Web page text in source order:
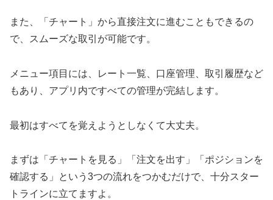
また、「チャート」から直接注文に進むこともできるの
で、スムーズな取引が可能です。
メニュー項目には、レート一覧、口座管理、取引履歴など
もあり、アプリ内ですべての管理が完結します。
最初はすべてを覚えようとしなくて大丈夫。
まずは「チャートを見る」「注文を出す」「ポジションを
確認する」という3つの流れをつかむだけで、十分スター
トラインに立てますよ。